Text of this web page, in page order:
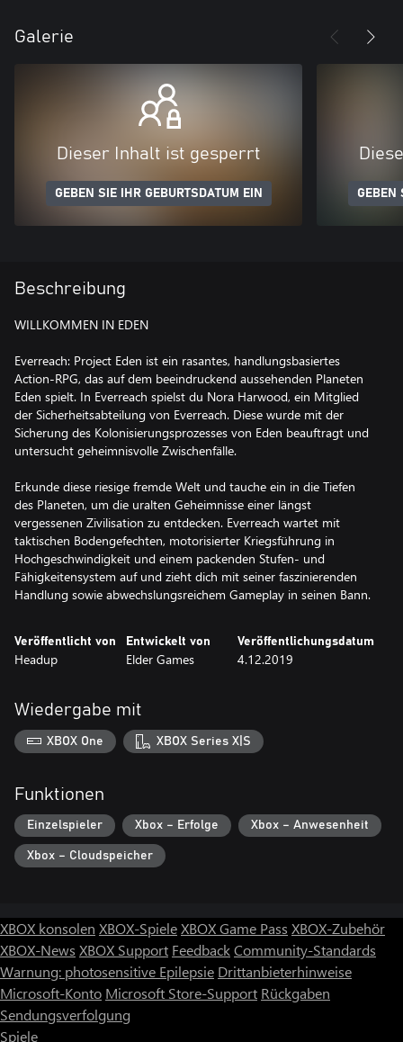
Galerie
Dieser Inhalt ist gesperrt
GEBEN SIE IHR GEBURTSDATUM EIN GEBEN
Beschreibung
WILLKOMMEN IN EDEN
Everreach: Project Eden ist ein rasantes, handlungsbasiertes
Action-RPG, das auf dem beeindruckend aussehenden Planeten
Eden spielt. In Everreach spielst du Nora Harwood, ein Mitglied
der Sicherheitsabteilung von Everreach. Diese wurde mit der
Sicherung des Kolonisierungsprozesses von Eden beauftragt und
untersucht geheimnisvolle Zwischenfälle.
Erkunde diese riesige fremde Welt und tauche ein in die Tiefen
des Planeten, um die uralten Geheimnisse einer längst
vergessenen Zivilisation zu entdecken. Everreach wartet mit
taktischen Bodengefechten, motorisierter Kriegsführung in
Hochgeschwindigkeit und einem packenden Stufen- und
Fähigkeitensystem auf und zieht dich mit seiner faszinierenden
Handlung sowie abwechslungsreichem Gameplay in seinen Bann.
Veröffentlicht von
Headup
Entwickelt von
Elder Games
Veröffentlichungsdatum
4.12.2019
Wiedergabe mit
XBOX One XBOX Series X|S
Funktionen
Einzelspieler Xbox – Erfolge Xbox – Anwesenheit
Xbox – Cloudspeicher
XBOX konsolen XBOX-SpieleXBOX Game Pass XBOX-Zubehör
XBOX-News XBOX Support FeedbackCommunity-Standards
Warnung: photosensitive Epilepsie Drittanbieterhinweise
Microsoft-Konto Microsoft Store-Support Rückgaben
Sendungsverfolgung
Spiele